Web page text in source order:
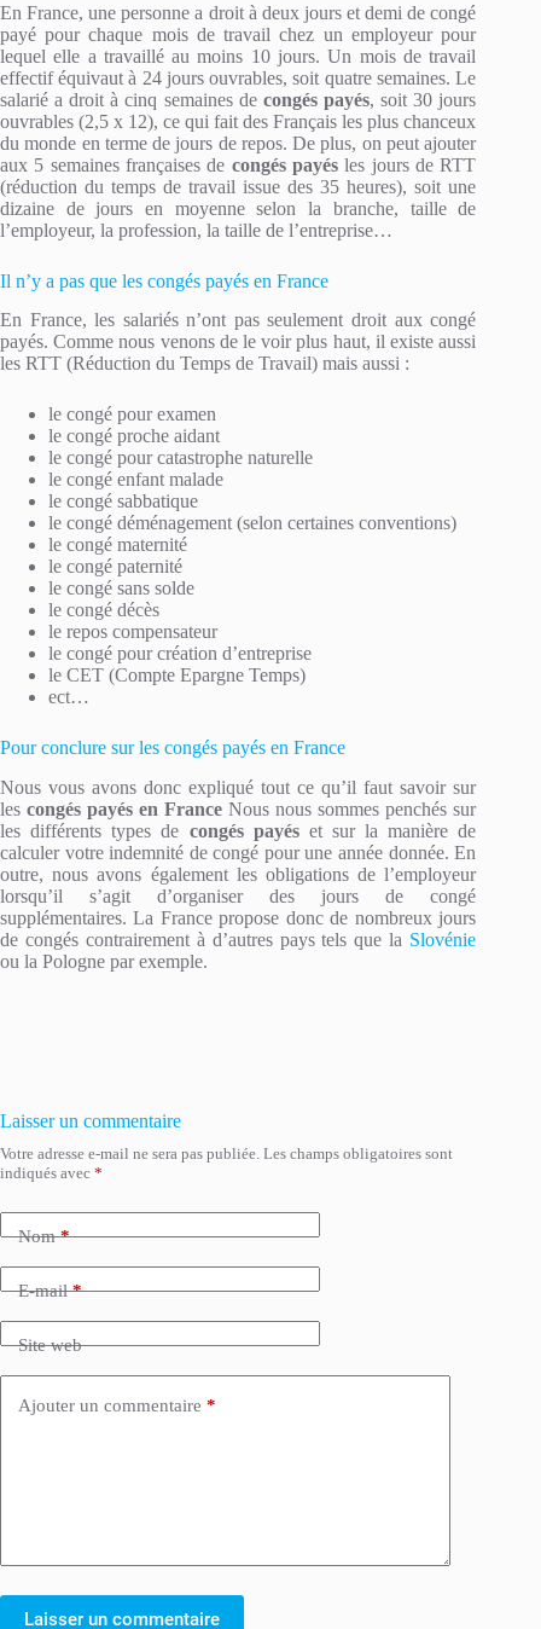
En France, une personne a droit à deux jours et demi de congé
payé pour chaque mois de travail chez un employeur pour
lequel elle a travaillé au moins 10 jours. Un mois de travail
effectif équivaut à 24 jours ouvrables, soit quatre semaines. Le
salarié a droit à cinq semaines de congés payés, soit 30 jours
ouvrables (2,5 x 12), ce qui fait des Français les plus chanceux
du monde en terme de jours de repos. De plus, on peut ajouter
aux 5 semaines françaises de congés payésles jours de RTT
(réduction du temps de travail issue des 35 heures), soit une
dizaine de jours en moyenne selon la branche, taille de
l’employeur, la profession, la taille de l’entreprise…
Il n’y a pas que les congés payés en France
En France, les salariés n’ont pas seulement droit aux congé
payés. Comme nous venons de le voir plus haut, il existe aussi
les RTT (Réduction du Temps de Travail) mais aussi :
le congé pour examen
le congé proche aidant
le congé pour catastrophe naturelle
le congé enfant malade
le congé sabbatique
le congé déménagement (selon certaines conventions)
le congé maternité
le congé paternité
le congé sans solde
le congé décès
le repos compensateur
le congé pour création d’entreprise
le CET (Compte Epargne Temps)
ect…
Pour conclure sur les congés payés en France
Nous vous avons donc expliqué tout ce qu’il faut savoir sur
lescongés payés en France Nous nous sommes penchés sur
les différents types de congés payéset sur la manière de
calculer votre indemnité de congé pour une année donnée. En
outre, nous avons également les obligations de l’employeur
lorsqu’il s’agit d’organiser des jours de congé
supplémentaires. La France propose donc de nombreux jours
de congés contrairement à d’autres pays tels que la Slovénie
ou la Pologne par exemple.
Laisser un commentaire
Votre adresse e-mail ne sera pas publiée. Les champs obligatoires sont
indiqués avec *
Nom*
E-mail*
Site web
Ajouter un commentaire *
Laisser un commentaire